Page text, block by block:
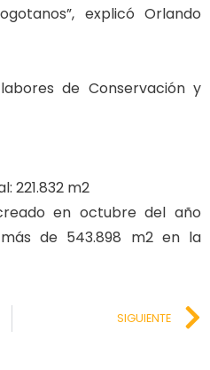
explicó Orlando
de Conservación y
221.832 m2
en octubre del año
de 543.898 m2 en la
SIGUIENTE